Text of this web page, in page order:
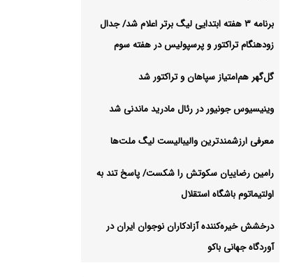
برنامه ۳ هفته ابتدایی لیگ برتر اعلام شد/ جدال
زودهنگام تراکتور و پرسپولیس در هفته سوم
گل‌گهر هم‌امتیاز سپاهان و تراکتور شد
وینیسیوس جونیور در رئال مادرید ماندنی شد
معرفی ارزشمندترین والیبالیست لیگ ملت‌ها
رامین رضاییان سکوتش را شکست/ پاسخ تند به
اولتیماتوم باشگاه استقلال
درخشش خیره‌کننده آزادکاران نوجوان ایران در
آوردگاه جهانی باکو